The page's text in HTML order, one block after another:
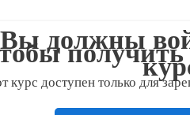
Вы должны
получить
курс доступен только для